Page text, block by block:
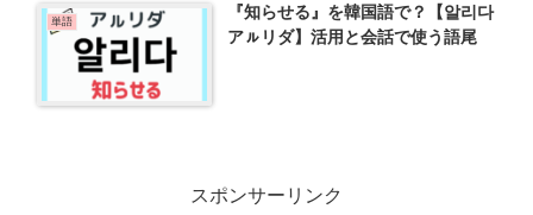
単語
『知らせる』を韓国語で？【알리다
アㇽリダ】活用と会話で使う語尾
スポンサーリンク